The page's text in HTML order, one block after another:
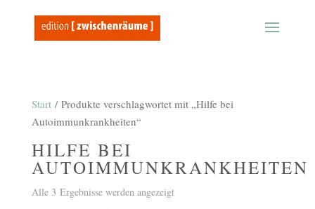
Start/ Produkte verschlagwortet mit „Hilfe bei
Autoimmunkrankheiten“
HILFE BEI
AUTOIMMUNKRANKHEITEN
Alle 3 Ergebnisse werden angezeigt